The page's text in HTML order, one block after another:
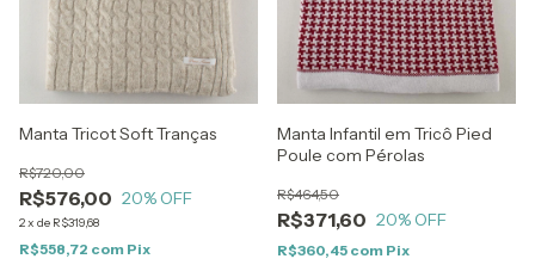
Manta Tricot Soft Tranças
R$576,00
R$720,00
20% OFF
2x de R$319,68
R$558,72 com Pix
Manta Infantil em Tricô Pied
Poule com Pérolas
R$371,60
R$464,50
20% OFF
R$360,45 com Pix